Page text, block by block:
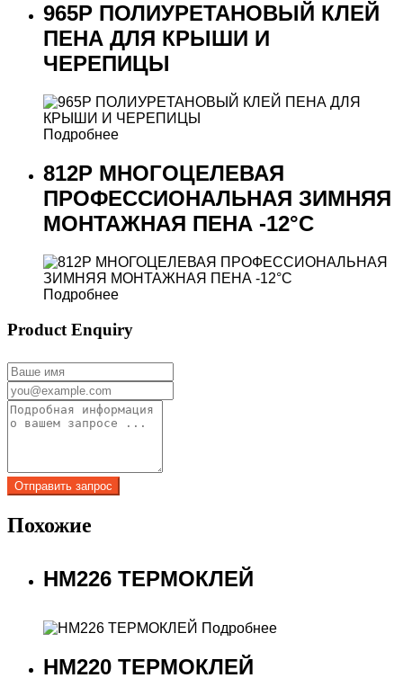
965P ПОЛИУРЕТАНОВЫЙ КЛЕЙ
ПЕНА ДЛЯ КРЫШИ И
ЧЕРЕПИЦЫ
Подробнее
812P МНОГОЦЕЛЕВАЯ
ПРОФЕССИОНАЛЬНАЯ ЗИМНЯЯ
МОНТАЖНАЯ ПЕНА -12°C
Подробнее
Product Enquiry
Похожие
HM226 ТЕРМОКЛЕЙ
Подробнее
HM220 ТЕРМОКЛЕЙ